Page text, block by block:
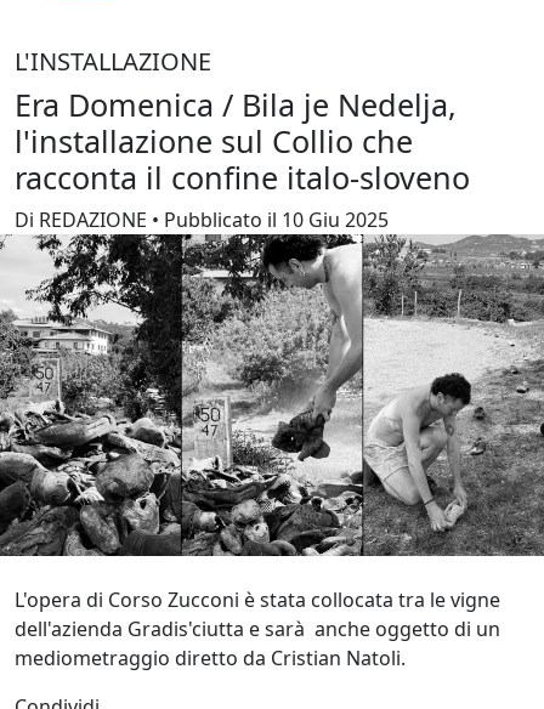
L'INSTALLAZIONE
Era Domenica / Bila je Nedelja,
l'installazione sul Collio che
racconta il confine italo-sloveno
Di REDAZIONE • Pubblicato il 10 Giu 2025
L'opera di Corso Zucconi è stata collocata tra le vigne
dell'azienda Gradis'ciutta e sarà anche oggetto di un
mediometraggio diretto da Cristian Natoli.